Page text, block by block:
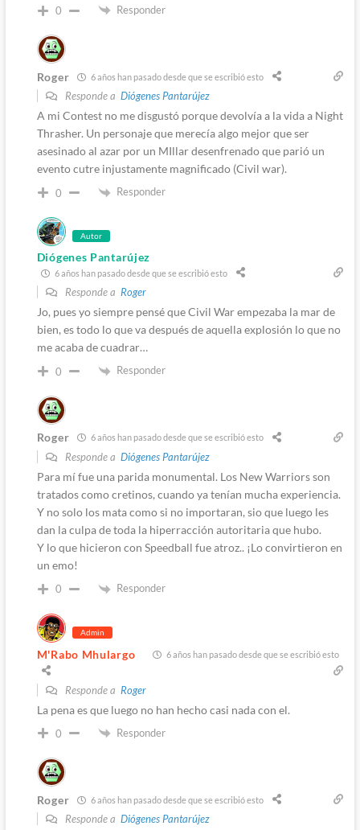
0 Responder
Roger 6 años han pasado desde que se escribió esto
Responde a Diógenes Pantarújez
A mi Contest no me disgustó porque devolvía a la vida a Night
Thrasher. Un personaje que merecía algo mejor que ser
asesinado al azar por un MIllar desenfrenado que parió un
evento cutre injustamente magnificado (Civil war).
0 Responder
Autor
Diógenes Pantarújez
6 años han pasado desde que se escribió esto
Responde a Roger
Jo, pues yo siempre pensé que Civil War empezaba la mar de
bien, es todo lo que va después de aquella explosión lo que no
me acaba de cuadrar…
0 Responder
Roger 6 años han pasado desde que se escribió esto
Responde a Diógenes Pantarújez
Para mí fue una parida monumental. Los New Warriors son
tratados como cretinos, cuando ya tenían mucha experiencia.
Y no solo los mata como si no importaran, sio que luego les
dan la culpa de toda la hiperracción autoritaria que hubo.
Y lo que hicieron con Speedball fue atroz.. ¡Lo convirtieron en
un emo!
0 Responder
Admin
M'Rabo Mhulargo 6 años han pasado desde que se escribió esto
Responde a Roger
La pena es que luego no han hecho casi nada con el.
0 Responder
Roger 6 años han pasado desde que se escribió esto
Responde a Diógenes Pantarújez